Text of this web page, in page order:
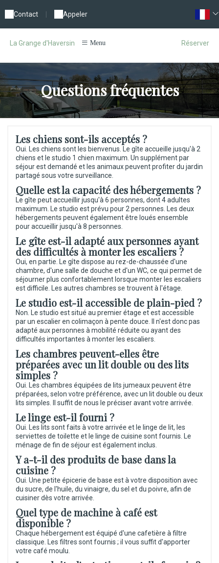
Contact Appeler
La Grange d'Haversin Menu Réserver
Questions fréquentes
Les chiens sont-ils acceptés ?
Oui. Les chiens sont les bienvenus. Le gîte accueille jusqu'à 2
chiens et le studio 1 chien maximum. Un supplément par
séjour est demandé et les animaux peuvent profiter du jardin
partagé sous votre surveillance.
Quelle est la capacité des hébergements ?
Le gîte peut accueillir jusqu'à 6 personnes, dont 4 adultes
maximum. Le studio est prévu pour 2 personnes. Les deux
hébergements peuvent également être loués ensemble
pour accueillir jusqu'à 8 personnes.
Le gîte est-il adapté aux personnes ayant
des difficultés à monter les escaliers ?
Oui, en partie. Le gîte dispose au rez-de-chaussée d'une
chambre, d'une salle de douche et d'un WC, ce qui permet de
séjourner plus confortablement lorsque monter les escaliers
est difficile. Les autres chambres se trouvent à l'étage.
Le studio est-il accessible de plain-pied ?
Non. Le studio est situé au premier étage et est accessible
par un escalier en colimaçon à pente douce. Il n'est donc pas
adapté aux personnes à mobilité réduite ou ayant des
difficultés importantes à monter les escaliers.
Les chambres peuvent-elles être
préparées avec un lit double ou des lits
simples ?
Oui. Les chambres équipées de lits jumeaux peuvent être
préparées, selon votre préférence, avec un lit double ou deux
lits simples. Il suffit de nous le préciser avant votre arrivée.
Le linge est-il fourni ?
Oui. Les lits sont faits à votre arrivée et le linge de lit, les
serviettes de toilette et le linge de cuisine sont fournis. Le
ménage de fin de séjour est également inclus.
Y a-t-il des produits de base dans la
cuisine ?
Oui. Une petite épicerie de base est à votre disposition avec
du sucre, de l'huile, du vinaigre, du sel et du poivre, afin de
cuisiner dès votre arrivée.
Quel type de machine à café est
disponible ?
Chaque hébergement est équipé d'une cafetière à filtre
classique. Les filtres sont fournis ; il vous suffit d'apporter
votre café moulu.